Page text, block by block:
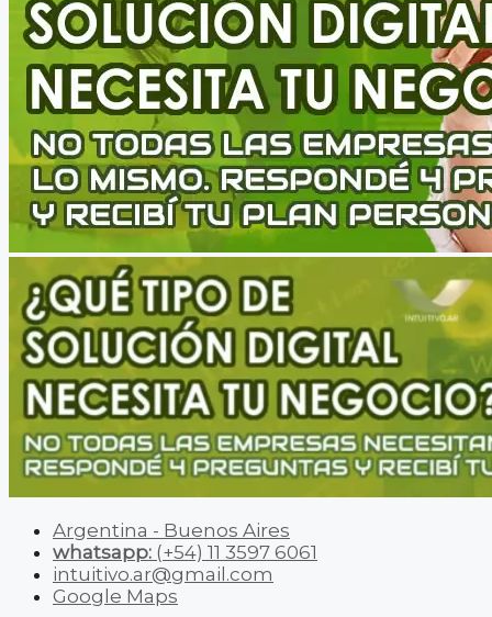
Argentina - Buenos Aires
whatsapp: (+54) 11 3597 6061
intuitivo.ar@gmail.com
Google Maps